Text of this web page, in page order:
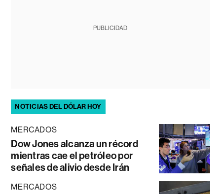
PUBLICIDAD
NOTICIAS DEL DÓLAR HOY
MERCADOS
Dow Jones alcanza un récord
mientras cae el petróleo por
señales de alivio desde Irán
MERCADOS